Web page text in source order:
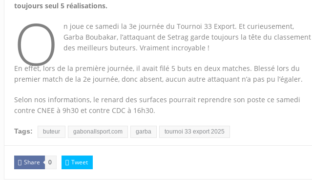
toujours seul 5 réalisations.
O
n joue ce samedi la 3e journée du Tournoi 33 Export. Et curieusement,
Garba Boubakar, l’attaquant de Setrag garde toujours la tête du classement
des meilleurs buteurs. Vraiment incroyable !
En effet, lors de la première journée, il avait filé 5 buts en deux matches. Blessé lors du
premier match de la 2e journée, donc absent, aucun autre attaquant n’a pas pu l’égaler.
Selon nos informations, le renard des surfaces pourrait reprendre son poste ce samedi
contre CNEE à 9h30 et contre CDC à 16h30.
Tags: buteur gabonallsport.com garba tournoi 33 export 2025
Share 0 Tweet